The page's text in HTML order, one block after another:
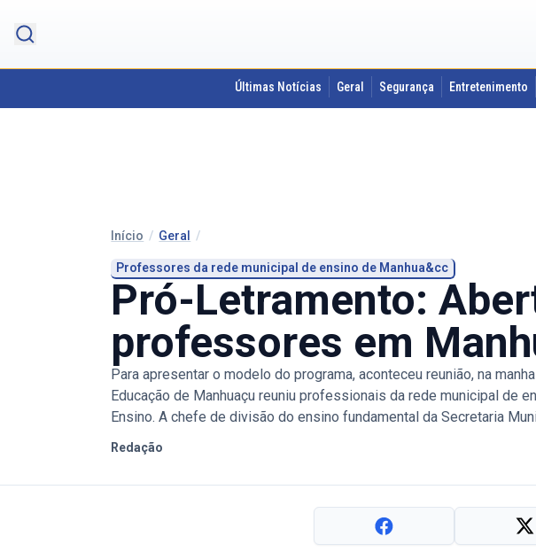
Últimas Notícias Geral Segurança Entretenimento
Início / Geral /
Professores da rede municipal de ensino de Manhua&cc
Pró-Letramento:
professores em
Para apresentar o modelo do programa, aconteceu reunião, na
Educação de Manhuaçu reuniu professionais da rede municipal de
Ensino. A chefe de divisão do ensino fundamental da Secretaria
Redação